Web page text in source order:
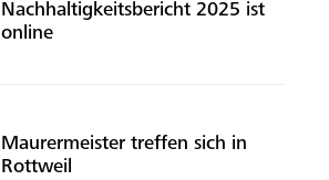
Nachhaltigkeitsbericht 2025 ist
online
Maurermeister treffen sich in
Rottweil